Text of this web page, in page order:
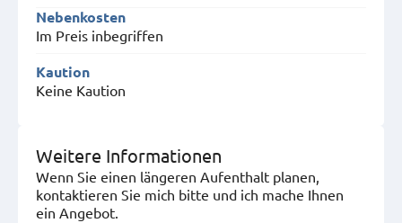
Nebenkosten
Im Preis inbegriffen
Kaution
Keine Kaution
Weitere Informationen
Wenn Sie einen längeren Aufenthalt planen,
kontaktieren Sie mich bitte und ich mache Ihnen
ein Angebot.